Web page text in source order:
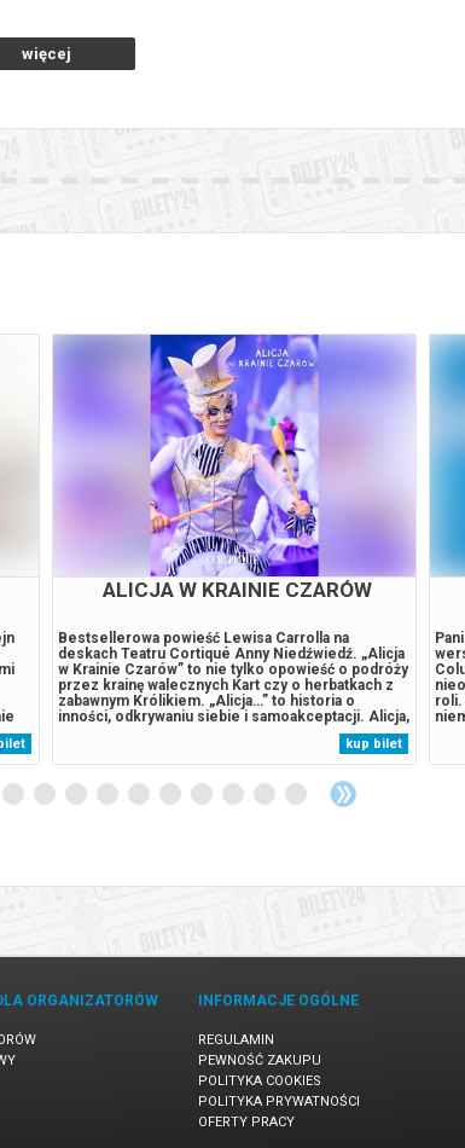
więcej
ALICJA W KRAINIE CZARÓW
Bestsellerowa powieść Lewisa Carrolla na
deskach Teatru Cortiqué Anny Niedźwiedź. „Alicja
w Krainie Czarów” to nie tylko opowieść o podróży
przez krainę walecznych Kart czy o herbatkach z
zabawnym Królikiem. „Alicja…” to historia o
inności, odkrywaniu siebie i samoakceptacji. Alicja,
za sprawą króliczej nory, trafia do magicznej krainy
wyśmienicie, prawda? W...
kup bilet
roli.
ORGANIZATORÓW INFORMACJE OGÓLNE
REGULAMIN
PEWNOŚĆ ZAKUPU
POLITYKA COOKIES
POLITYKA PRYWATNOŚCI
OFERTY PRACY